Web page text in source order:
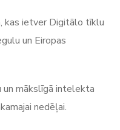
kas ietver Digitālo tīklu
un Eiropas
un mākslīgā intelekta
nedēļai.